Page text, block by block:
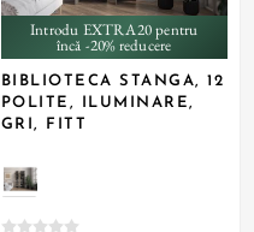
Introdu EXTRA20 pentru
încă -20% reducere
BIBLIOTECA STANGA, 12
POLITE, ILUMINARE,
GRI, FITT